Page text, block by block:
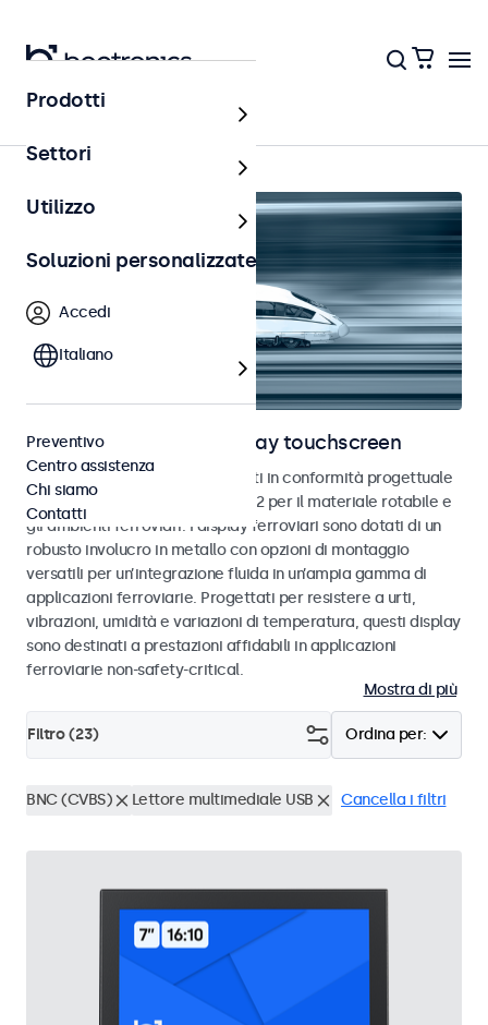
Home
Monitor ferroviari e display touchscreen
Monitor e touchscreen sviluppati in conformità progettuale
alle norme EN 50155 e EN 45545-2 per il materiale rotabile e
gli ambienti ferroviari. I display ferroviari sono dotati di un
robusto involucro in metallo con opzioni di montaggio
versatili per un’integrazione fluida in un’ampia gamma di
applicazioni ferroviarie. Progettati per resistere a urti,
vibrazioni, umidità e variazioni di temperatura, questi display
sono destinati a prestazioni affidabili in applicazioni
ferroviarie non-safety-critical.
Mostra di più
Ordina per:
Filtro (23)
BNC (CVBS) Lettore multimediale USB Cancella i filtri
Prodotti
Settori
Utilizzo
Soluzioni personalizzate
Accedi
Italiano
Preventivo
Centro assistenza
Chi siamo
Contatti